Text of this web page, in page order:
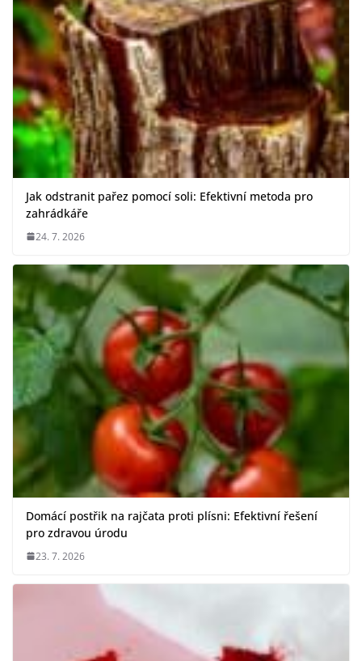
Jak odstranit pařez pomocí soli: Efektivní metoda pro
zahrádkáře
24. 7. 2026
Domácí postřik na rajčata proti plísni: Efektivní řešení
pro zdravou úrodu
23. 7. 2026